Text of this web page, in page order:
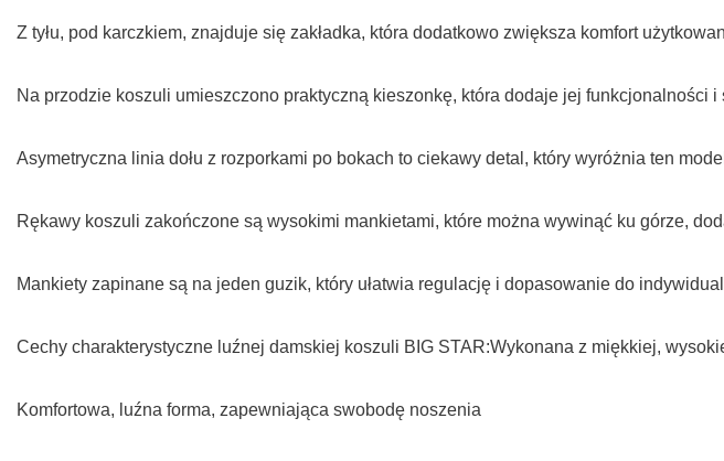
Z tyłu, pod karczkiem, znajduje się zakładka, która dodatkowo zwiększa komfort
Na przodzie koszuli umieszczono praktyczną kieszonkę, która dodaje jej funkcjonalności
Asymetryczna linia dołu z rozporkami po bokach to ciekawy detal, który wyróżnia ten
Rękawy koszuli zakończone są wysokimi mankietami, które można wywinąć ku górze,
Mankiety zapinane są na jeden guzik, który ułatwia regulację i dopasowanie do
Cechy charakterystyczne luźnej damskiej koszuli BIG STAR:Wykonana z miękkiej,
Komfortowa, luźna forma, zapewniająca swobodę noszenia